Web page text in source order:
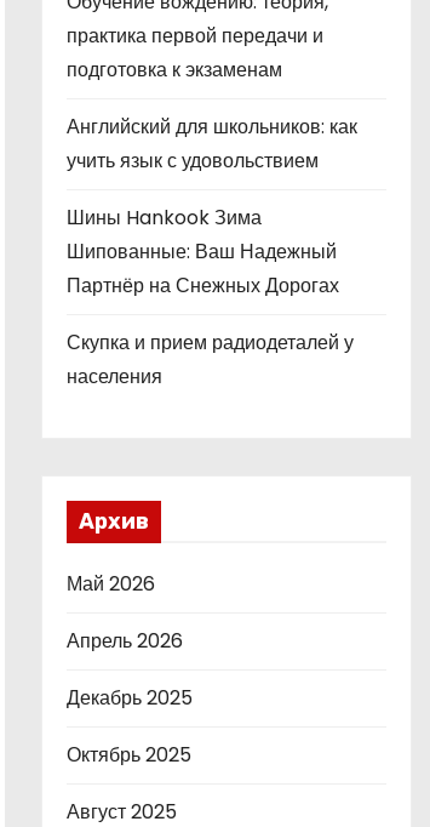
практика первой передачи и
подготовка к экзаменам
Английский для школьников: как
учить язык с удовольствием
Шины Hankook Зима
Шипованные: Ваш Надежный
Партнёр на Снежных Дорогах
Скупка и прием радиодеталей у
населения
Архив
Май 2026
Апрель 2026
Декабрь 2025
Октябрь 2025
Август 2025